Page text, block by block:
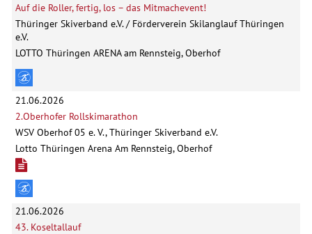
Auf die Roller, fertig, los – das Mitmachevent!
Thüringer Skiverband e.V. / Förderverein Skilanglauf Thüringen
e.V.
LOTTO Thüringen ARENA am Rennsteig, Oberhof
21.06.2026
2.Oberhofer Rollskimarathon
WSV Oberhof 05 e. V., Thüringer Skiverband e.V.
Lotto Thüringen Arena Am Rennsteig, Oberhof
21.06.2026
43. Koseltallauf